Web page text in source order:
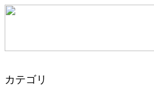
カテゴリ